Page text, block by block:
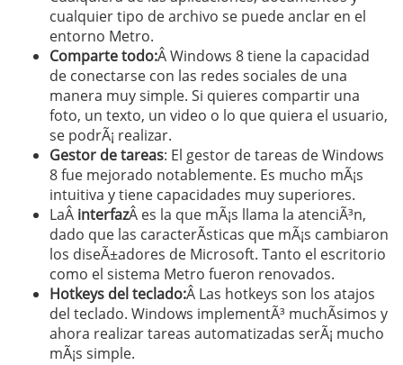
cualquier tipo de archivo se puede anclar en el
entorno Metro.
Comparte todo:Â Windows 8 tiene la capacidad
de conectarse con las redes sociales de una
manera muy simple. Si quieres compartir una
foto, un texto, un video o lo que quiera el usuario,
se podrÃ¡ realizar.
Gestor de tareas: El gestor de tareas de Windows
8 fue mejorado notablemente. Es mucho mÃ¡s
intuitiva y tiene capacidades muy superiores.
LaÂ interfazÂ es la que mÃ¡s llama la atenciÃ³n,
dado que las caracterÃ­sticas que mÃ¡s cambiaron
los diseÃ±adores de Microsoft. Tanto el escritorio
como el sistema Metro fueron renovados.
Hotkeys del teclado:Â Las hotkeys son los atajos
del teclado. Windows implementÃ³ muchÃ­simos y
ahora realizar tareas automatizadas serÃ¡ mucho
mÃ¡s simple.